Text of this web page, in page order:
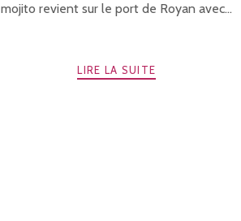
mojito revient sur le port de Royan avec...
LIRE LA SUITE